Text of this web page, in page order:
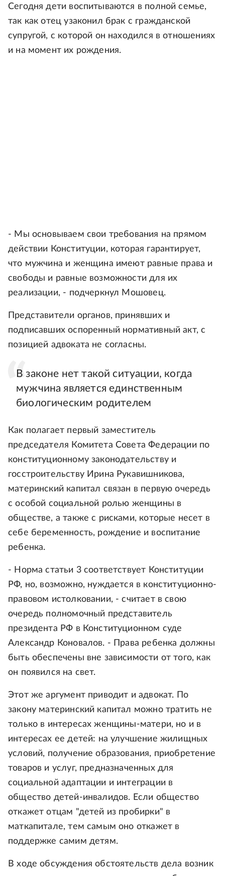
Сегодня дети воспитываются в полной семье,
так как отец узаконил брак с гражданской
супругой, с которой он находился в отношениях
и на момент их рождения.
- Мы основываем свои требования на прямом
действии Конституции, которая гарантирует,
что мужчина и женщина имеют равные права и
свободы и равные возможности для их
реализации, - подчеркнул Мошовец.
Представители органов, принявших и
подписавших оспоренный нормативный акт, с
позицией адвоката не согласны.
В законе нет такой ситуации, когда
мужчина является единственным
биологическим родителем
Как полагает первый заместитель
председателя Комитета Совета Федерации по
конституционному законодательству и
госстроительству Ирина Рукавишникова,
материнский капитал связан в первую очередь
с особой социальной ролью женщины в
обществе, а также с рисками, которые несет в
себе беременность, рождение и воспитание
ребенка.
- Норма статьи 3 соответствует Конституции
РФ, но, возможно, нуждается в конституционно-
правовом истолковании, - считает в свою
очередь полномочный представитель
президента РФ в Конституционном суде
Александр Коновалов. - Права ребенка должны
быть обеспечены вне зависимости от того, как
он появился на свет.
Этот же аргумент приводит и адвокат. По
закону материнский капитал можно тратить не
только в интересах женщины-матери, но и в
интересах ее детей: на улучшение жилищных
условий, получение образования, приобретение
товаров и услуг, предназначенных для
социальной адаптации и интеграции в
общество детей-инвалидов. Если общество
откажет отцам "детей из пробирки" в
маткапитале, тем самым оно откажет в
поддержке самим детям.
В ходе обсуждения обстоятельств дела возник